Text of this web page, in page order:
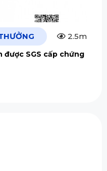
2.5m
được SGS cấp chứng